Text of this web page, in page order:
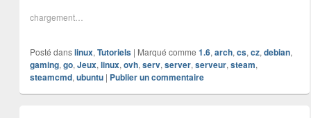
chargement…
Posté dans linux, Tutoriels | Marqué comme 1.6, arch, cs, cz, debian,
gaming, go, Jeux, linux, ovh, serv, server, serveur, steam,
steamcmd, ubuntu | Publier un commentaire